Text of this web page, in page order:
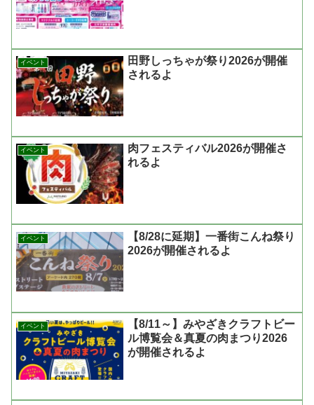
イベント
田野しっちゃが祭り2026が開催
されるよ
イベント
肉フェスティバル2026が開催さ
れるよ
イベント
【8/28に延期】一番街こんね祭り
2026が開催されるよ
イベント
【8/11～】みやざきクラフトビー
ル博覧会＆真夏の肉まつり2026
が開催されるよ